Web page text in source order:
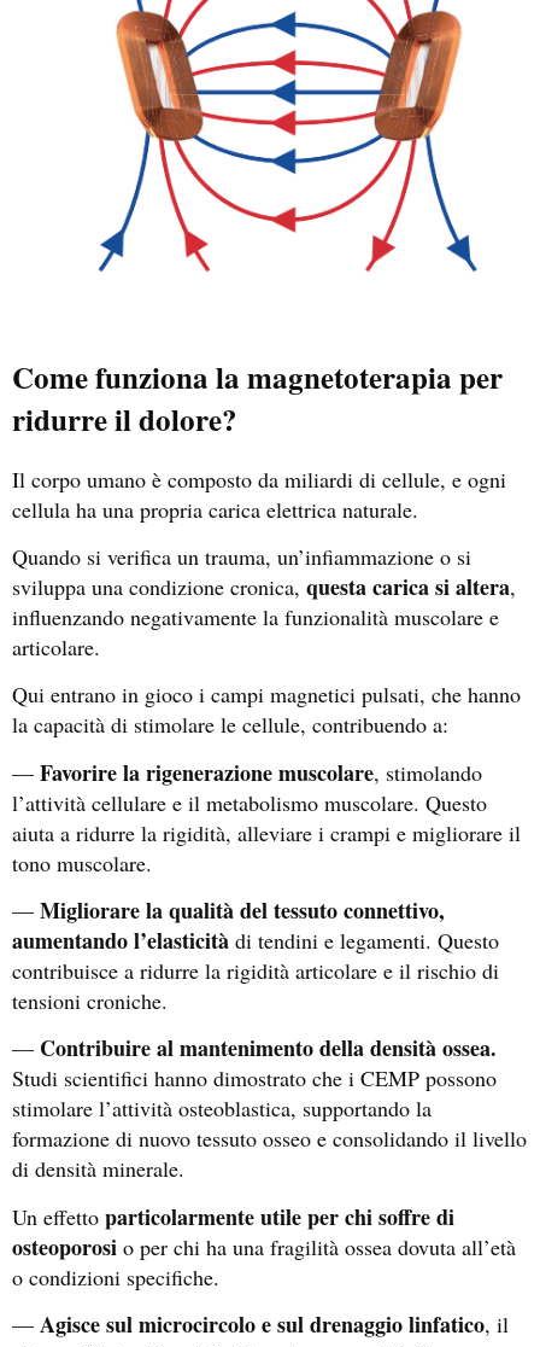
Come funziona la magnetoterapia per
ridurre il dolore?
Il corpo umano è composto da miliardi di cellule, e ogni
cellula ha una propria carica elettrica naturale.
Quando si verifica un trauma, un’infiammazione o si
sviluppa una condizione cronica, questa carica si altera,
influenzando negativamente la funzionalità muscolare e
articolare.
Qui entrano in gioco i campi magnetici pulsati, che hanno
la capacità di stimolare le cellule, contribuendo a:
— Favorire la rigenerazione muscolare, stimolando
l’attività cellulare e il metabolismo muscolare. Questo
aiuta a ridurre la rigidità, alleviare i crampi e migliorare il
tono muscolare.
— Migliorarela qualità del tessuto connettivo,
aumentando l’elasticità di tendini e legamenti. Questo
contribuisce a ridurre la rigidità articolare e il rischio di
tensioni croniche.
— Contribuire al mantenimento della densità ossea.
Studi scientifici hanno dimostrato che i CEMP possono
stimolare l’attività osteoblastica, supportando la
formazione di nuovo tessuto osseo e consolidando il livello
di densità minerale.
Un effetto particolarmente utile per chi soffre di
osteoporosi o per chi ha una fragilità ossea dovuta all’età
o condizioni specifiche.
— Agisce sul microcircolo e sul drenaggio linfatico, il